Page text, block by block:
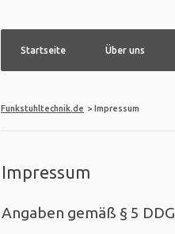
Navigation
Startseite Über uns
Funkstuhltechnik.de Impressum
Impressum
Angaben gemäß § 5 DDG